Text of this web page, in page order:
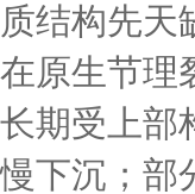
质结构先天
在原生节理
长期受上部
慢下沉；部